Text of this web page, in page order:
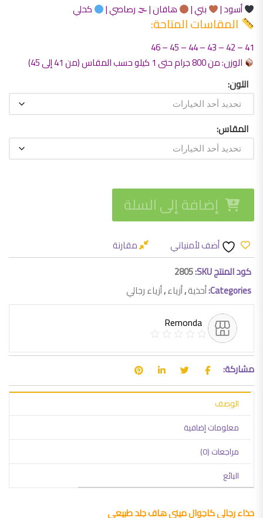
أسود | بني | هافان | 🌫 رصاصي | كحلي
المقاسات المتاحة:
41 – 42 – 43 – 44 – 45 – 46
الوزن: من 800 جرام حتى 1 كيلو حسب المقاس (من 41 إلى 45)
اللون
المقاس
إضافة إلى السلة
أضف لأمنياتي
مقارنة
كود المنتج SKU:
2805
Categories: أحذية,أزياء,أزياء رجالي
Remonda
مشاركة:
الوصف
معلومات إضافية
مراجعات (0)
البائع
حذاء رجالي كاجوال ميني هاف جلد طبيعي